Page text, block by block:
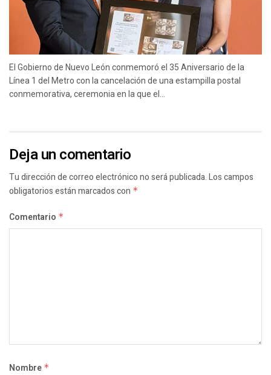
El Gobierno de Nuevo León conmemoró el 35 Aniversario de la
Línea 1 del Metro con la cancelación de una estampilla postal
conmemorativa, ceremonia en la que el...
Deja un comentario
Tu dirección de correo electrónico no será publicada.Los campos
obligatorios están marcados con *
Comentario *
Nombre *